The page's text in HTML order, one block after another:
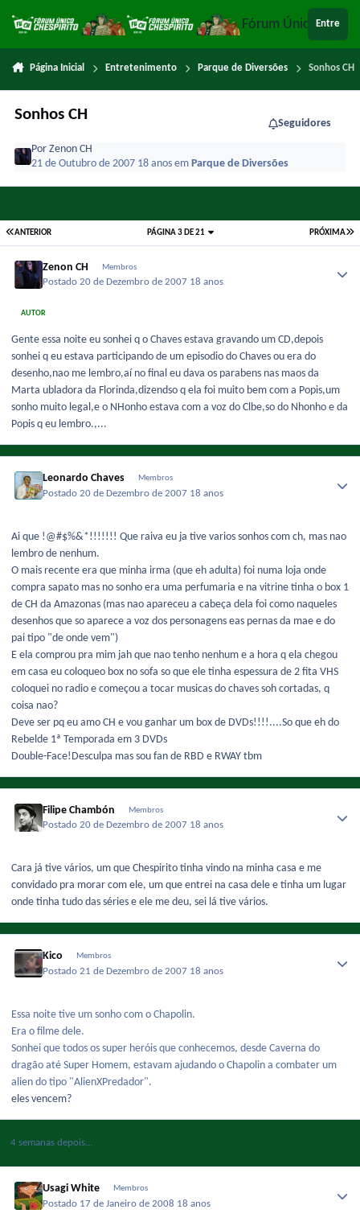
Fórum ÚnicoEntre
Página Inicial Entretenimento Parque de Diversões Sonhos CH
Sonhos CH
Seguidores
PorZenon CH
21 de Outubro de 2007 18 anosem Parque de Diversões
ANTERIOR PRÓXIMA
PÁGINA 3 DE 21
Zenon CH Membros
Postado20 de Dezembro de 2007 18 anos
AUTOR
Gente essa noite eu sonhei q o Chaves estava gravando um CD,depois
sonhei q eu estava participando de um episodio do Chaves ou era do
desenho,nao me lembro,aí no final eu dava os parabens nas maos da
Marta ubladora da Florinda,dizendso q ela foi muito bem com a Popis,um
sonho muito legal,e o NHonho estava com a voz do Clbe,so do Nhonho e da
Popis q eu lembro.,...
Leonardo Chaves Membros
Postado20 de Dezembro de 2007 18 anos
Ai que !@#$%&*!!!!!!! Que raiva eu ja tive varios sonhos com ch, mas nao
lembro de nenhum.
O mais recente era que minha irma (que eh adulta) foi numa loja onde
compra sapato mas no sonho era uma perfumaria e na vitrine tinha o box 1
de CH da Amazonas (mas nao apareceu a cabeça dela foi como naqueles
desenhos que so aparece a voz dos personagens eas pernas da mae e do
pai tipo "de onde vem")
E ela comprou pra mim jah que nao tenho nenhum e a hora q ela chegou
em casa eu coloqueo box no sofa so que ele tinha espessura de 2 fita VHS
coloquei no radio e começou a tocar musicas do chaves soh cortadas, q
coisa nao?
Deve ser pq eu amo CH e vou ganhar um box de DVDs!!!!....So que eh do
Rebelde 1ª Temporada em 3 DVDs
Double-Face!Desculpa mas sou fan de RBD e RWAY tbm
Filipe Chambón Membros
Postado20 de Dezembro de 2007 18 anos
Cara já tive vários, um que Chespirito tinha vindo na minha casa e me
convidado pra morar com ele, um que entrei na casa dele e tinha um lugar
onde tinha tudo das séries e ele me deu, sei lá tive vários.
Kico Membros
Postado21 de Dezembro de 2007 18 anos
Essa noite tive um sonho com o Chapolin.
Era o filme dele.
Sonhei que todos os super heróis que conhecemos, desde Caverna do
dragão até Super Homem, estavam ajudando o Chapolin a combater um
alien do tipo "AlienXPredador".
eles vencem?
4 semanas depois...
Usagi White Membros
Postado 17 de Janeiro de 2008 18 anos